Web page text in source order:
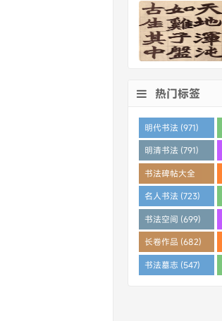
热门标签
明代书法 (971)
明清书法 (791)
书法碑帖大全
(784)
名人书法 (723)
书法空间 (699)
长卷作品 (682)
书法墓志 (547)